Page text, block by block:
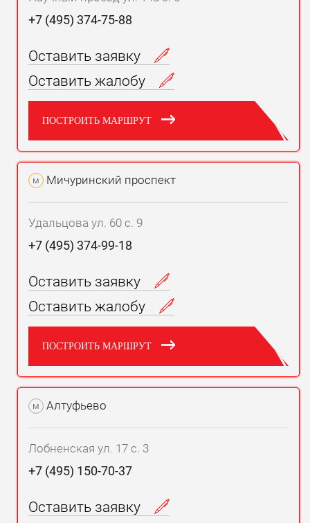
+7 (495) 374-75-88
Оставить заявку
Оставить жалобу
ПОСТРОИТЬ МАРШРУТ
м Мичуринский проспект
Удальцова ул. 60 с. 9
+7 (495) 374-99-18
Оставить заявку
Оставить жалобу
ПОСТРОИТЬ МАРШРУТ
м Алтуфьево
Лобненская ул. 17 с. 3
+7 (495) 150-70-37
Оставить заявку